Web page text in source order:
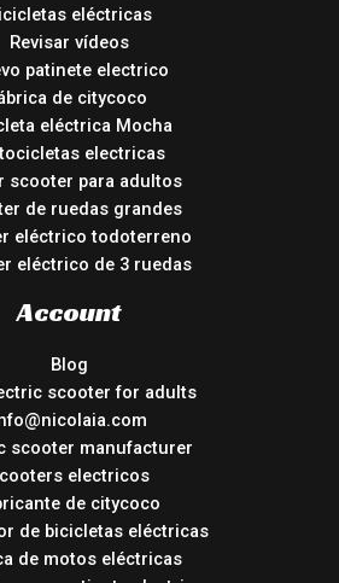
eléctricas
Revisar vídeos
patinete electrico
de citycoco
eléctrica Mocha
electricas
scooter para adultos
de ruedas grandes
eléctrico todoterreno
eléctrico de 3 ruedas
Account
Blog
scooter for adults
scooter manufacturer
electricos
de citycoco
de bicicletas eléctricas
de motos eléctricas